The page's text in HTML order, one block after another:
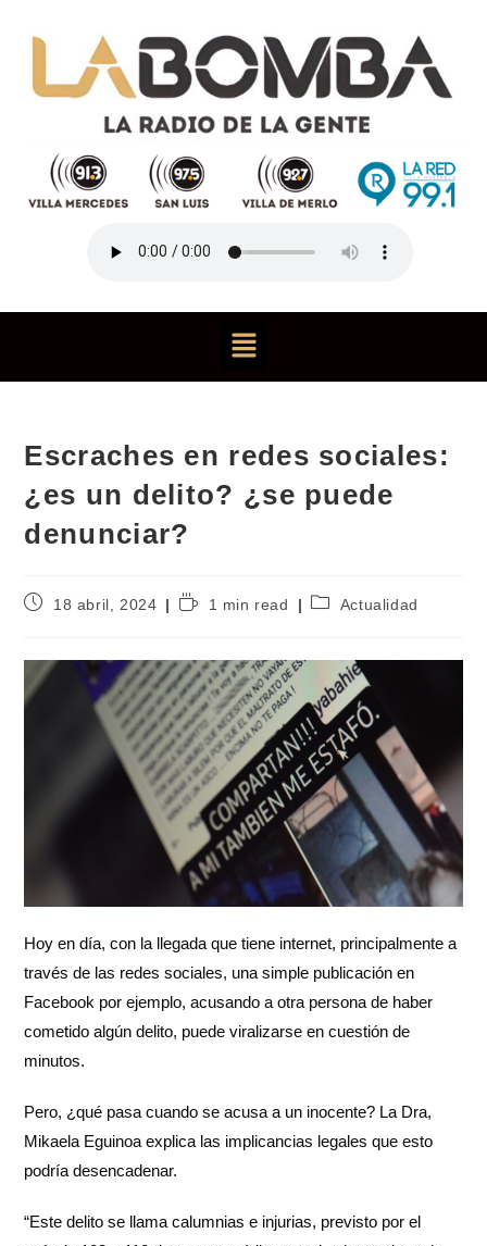
Escraches en redes sociales:
¿es un delito? ¿se puede
denunciar?
18 abril, 2024 1 min read Actualidad
Hoy en día, con la llegada que tiene internet, principalmente a
través de las redes sociales, una simple publicación en
Facebook por ejemplo, acusando a otra persona de haber
cometido algún delito, puede viralizarse en cuestión de
minutos.
Pero, ¿qué pasa cuando se acusa a un inocente? La Dra,
Mikaela Eguinoa explica las implicancias legales que esto
podría desencadenar.
“Este delito se llama calumnias e injurias, previsto por el